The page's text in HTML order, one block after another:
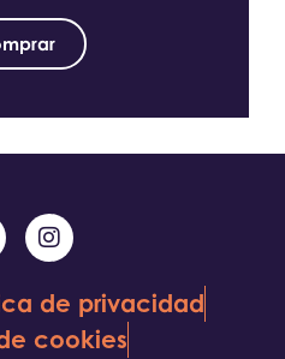
de privacidad
cookies